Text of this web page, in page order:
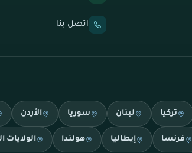
اتصل بنا
تركيا لبنان سوريا الأردن
فرنسا إيطاليا هولندا الولايات